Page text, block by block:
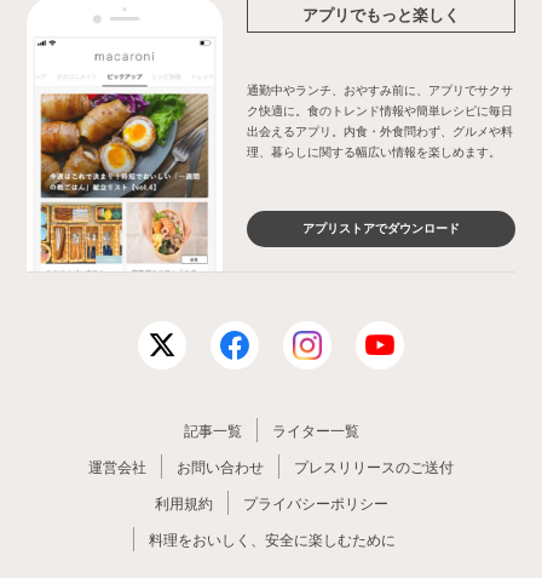
アプリでもっと楽しく
通勤中やランチ、おやすみ前に、アプリでサクサ
ク快適に。食のトレンド情報や簡単レシピに毎日
出会えるアプリ。内食・外食問わず、グルメや料
理、暮らしに関する幅広い情報を楽しめます。
アプリストアでダウンロード
記事一覧
ライター一覧
運営会社
お問い合わせ
プレスリリースのご送付
利用規約
プライバシーポリシー
料理をおいしく、安全に楽しむために